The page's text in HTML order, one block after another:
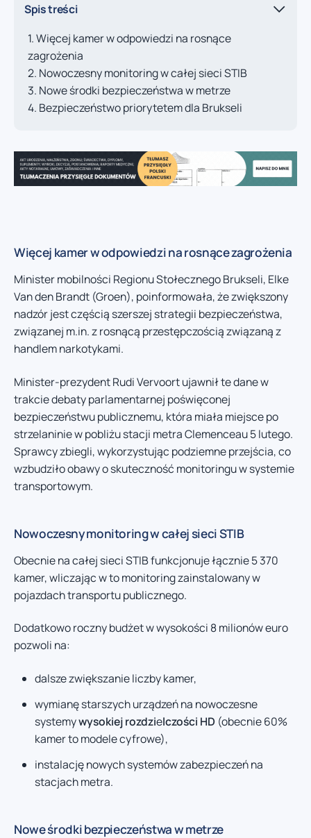
Spis treści
Więcej kamer w odpowiedzi na rosnące
zagrożenia
Nowoczesny monitoring w całej sieci STIB
Nowe środki bezpieczeństwa w metrze
Bezpieczeństwo priorytetem dla Brukseli
Więcej kamer w odpowiedzi na rosnące zagrożenia
Minister mobilności Regionu Stołecznego Brukseli, Elke
Van den Brandt (Groen), poinformowała, że zwiększony
nadzór jest częścią szerszej strategii bezpieczeństwa,
związanej m.in. z rosnącą przestępczością związaną z
handlem narkotykami.
Minister-prezydent Rudi Vervoort ujawnił te dane w
trakcie debaty parlamentarnej poświęconej
bezpieczeństwu publicznemu, która miała miejsce po
strzelaninie w pobliżu stacji metra Clemenceau 5 lutego.
Sprawcy zbiegli, wykorzystując podziemne przejścia, co
wzbudziło obawy o skuteczność monitoringu w systemie
transportowym.
Nowoczesny monitoring w całej sieci STIB
Obecnie na całej sieci STIB funkcjonuje łącznie 5 370
kamer, wliczając w to monitoring zainstalowany w
pojazdach transportu publicznego.
Dodatkowo roczny budżet w wysokości 8 milionów euro
pozwoli na:
dalsze zwiększanie liczby kamer,
wymianę starszych urządzeń na nowoczesne
systemywysokiej rozdzielczości HD (obecnie 60%
kamer to modele cyfrowe),
instalację nowych systemów zabezpieczeń na
stacjach metra.
Nowe środki bezpieczeństwa w metrze